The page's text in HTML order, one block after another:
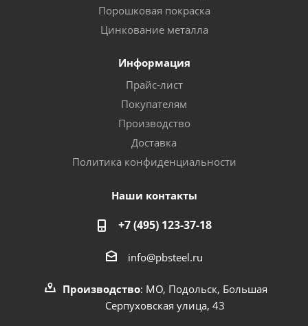
Порошковая покраска
Цинкование металла
Информация
Прайс-лист
Покупателям
Производство
Доставка
Политика конфиденциальности
Наши контакты
+7 (495) 123-37-18
info@pbsteel.ru
Производство: МО, Подольск, Большая
Серпуховская улица, 43